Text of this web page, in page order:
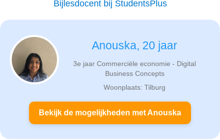
Bijlesdocent bij StudentsPlus
Anouska, 20 jaar
3e jaar Commerciële economie - Digital
Business Concepts
Woonplaats: Tilburg
Bekijk de mogelijkheden met Anouska